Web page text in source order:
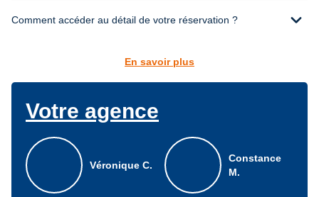
Comment accéder au détail de votre réservation ? expand_more
En savoir plus
Votre agence
Véronique C.
Constance
M.